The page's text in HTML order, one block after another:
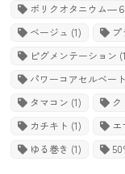
ポリクオタニウム―
ベージュ (1)
ピグメンテーション
パワーコアセルベート
タマコン (1) ク
カチキト (1) エ
ゆる巻き (1)